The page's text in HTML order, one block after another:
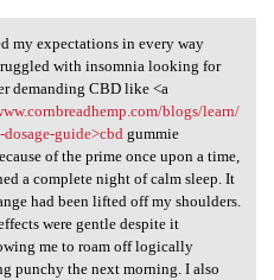
my expectations
my expectations in every way
with insomnia looking for
demanding CBD like <a
blogs/learn/
guide>cbdgummie
of the prime once upon a time,
a complete night of calm sleep. It
had been lifted off my shoulders.
were gentle despite it
me to roam off logically
punchy the next morning. I also